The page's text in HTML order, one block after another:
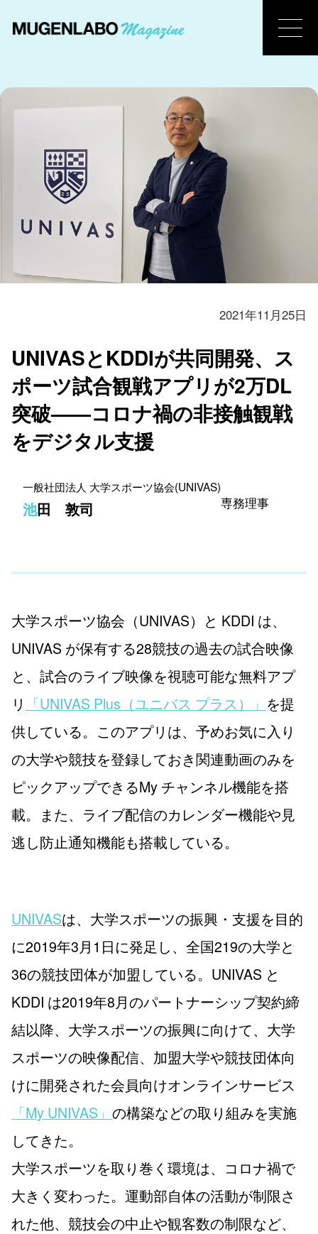
2021年11月25日
UNIVASとKDDIが共同開発、ス
ポーツ試合観戦アプリが2万DL
突破——コロナ禍の非接触観戦
をデジタル支援
一般社団法人 大学スポーツ協会(UNIVAS)
池田 敦司 専務理事
大学スポーツ協会（UNIVAS）と KDDI は、
UNIVAS が保有する28競技の過去の試合映像
と、試合のライブ映像を視聴可能な無料アプ
リ 「UNIVAS Plus（ユニバス プラス）」 を提
供している。このアプリは、予めお気に入り
の大学や競技を登録しておき関連動画のみを
ピックアップできるMy チャンネル機能を搭
載。また、ライブ配信のカレンダー機能や見
逃し防止通知機能も搭載している。
UNIVASは、大学スポーツの振興・支援を目的
に2019年3月1日に発足し、全国219の大学と
36の競技団体が加盟している。UNIVAS と
KDDI は2019年8月のパートナーシップ契約締
結以降、大学スポーツの振興に向けて、大学
スポーツの映像配信、加盟大学や競技団体向
けに開発された会員向けオンラインサービス
「My UNIVAS」 の構築などの取り組みを実施
してきた。
大学スポーツを取り巻く環境は、コロナ禍で
大きく変わった。運動部自体の活動が制限さ
れた他、競技会の中止や観客数の制限など、